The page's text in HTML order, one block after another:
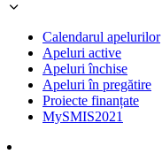
Calendarul apelurilor
Apeluri active
Apeluri închise
Apeluri în pregătire
Proiecte finanțate
MySMIS2021